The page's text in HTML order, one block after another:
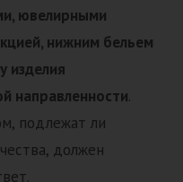
ювелирными
нижним бельем
изделия
направленности.
подлежат ли
должен